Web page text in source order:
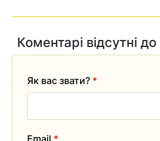
Коментарі відсутні
Як вас звати? *
Email *